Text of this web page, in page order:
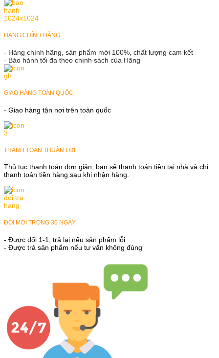
HÀNG CHÍNH HÃNG
- Hàng chính hãng, sản phẩm mới 100%, chất lượng cam kết
- Bảo hành tối đa theo chính sách của Hãng
GIAO HÀNG TOÀN QUỐC
- Giao hàng tận nơi trên toàn quốc
THANH TOÁN THUẬN LỢI
Thủ tục thanh toán đơn giản, bạn sẽ thanh toán tiền tại nhà và chỉ
thanh toán tiền hàng sau khi nhận hàng.
ĐỔI MỚI TRONG 30 NGÀY
- Được đổi 1-1, trả lại nếu sản phẩm lỗi
- Được trả sản phẩm nếu tư vấn không đúng